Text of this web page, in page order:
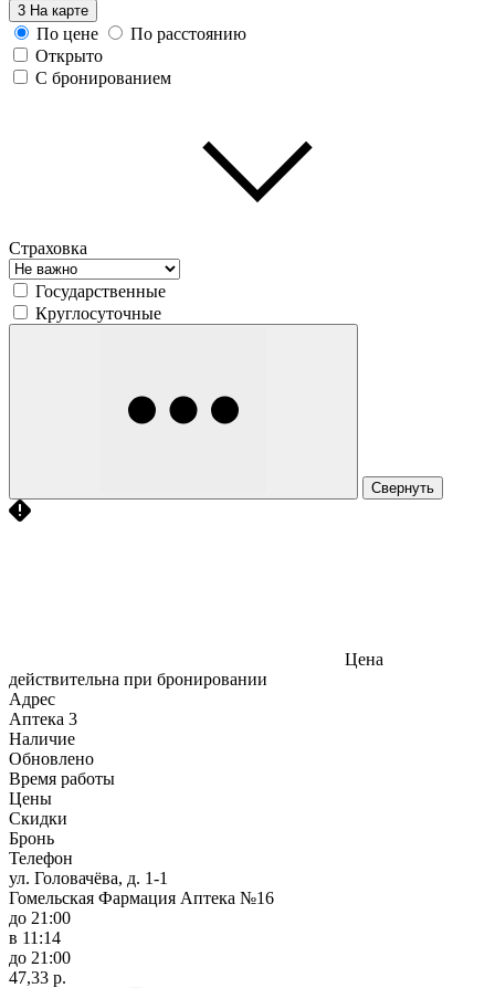
3 На карте
По цене
По расстоянию
Открыто
С бронированием
Страховка
Государственные
Круглосуточные
Свернуть
Цена
действительна при бронировании
Адрес
Аптека 3
Наличие
Обновлено
Время работы
Цены
Скидки
Бронь
Телефон
ул. Головачёва, д. 1-1
Гомельская Фармация Аптека №16
до 21:00
в 11:14
до 21:00
47,33 р.